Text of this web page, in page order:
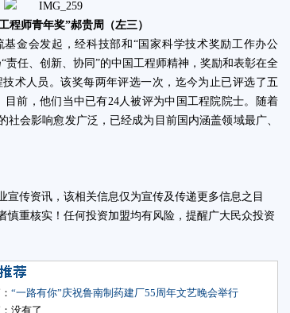
程师青年奖”郝贵周（左三）
金会发起，经科技部和“国家科学技术奖励工作办公
责任、创新、协同”的中国工程师精神，奖励和表彰在全
术人员。该奖每两年评选一次，迄今为止已评选了五
目前，他们当中已有24人被评为中国工程院院士。随着
社会影响愈发广泛，已经成为目前国内涵盖领域最广、
宣传资讯，该相关信息仅为宣传及传递更多信息之目
慎重核实！任何投资加盟均有风险，提醒广大民众投资
“一路有你”庆祝鲁南制药建厂55周年文艺晚会举行
没有了